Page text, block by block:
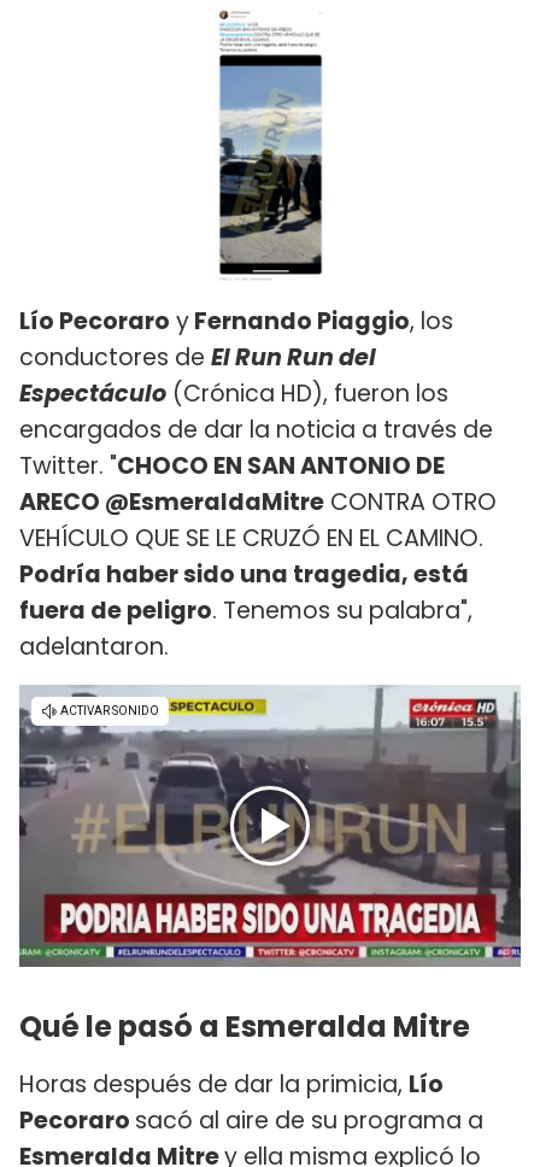
Lío Pecoraro yFernando Piaggio, los
conductores de El Run Run del
Espectáculo (Crónica HD), fueron los
encargados de dar la noticia a través de
Twitter. "CHOCO EN SAN ANTONIO DE
ARECO @EsmeraldaMitre CONTRA OTRO
VEHÍCULO QUE SE LE CRUZÓ EN EL CAMINO.
Podría haber sido una tragedia, está
fuera de peligro. Tenemos su palabra",
adelantaron.
Qué le pasó a Esmeralda Mitre
Horas después de dar la primicia, Lío
Pecoraro sacó al aire de su programa a
Esmeralda Mitrey ella misma explicó lo